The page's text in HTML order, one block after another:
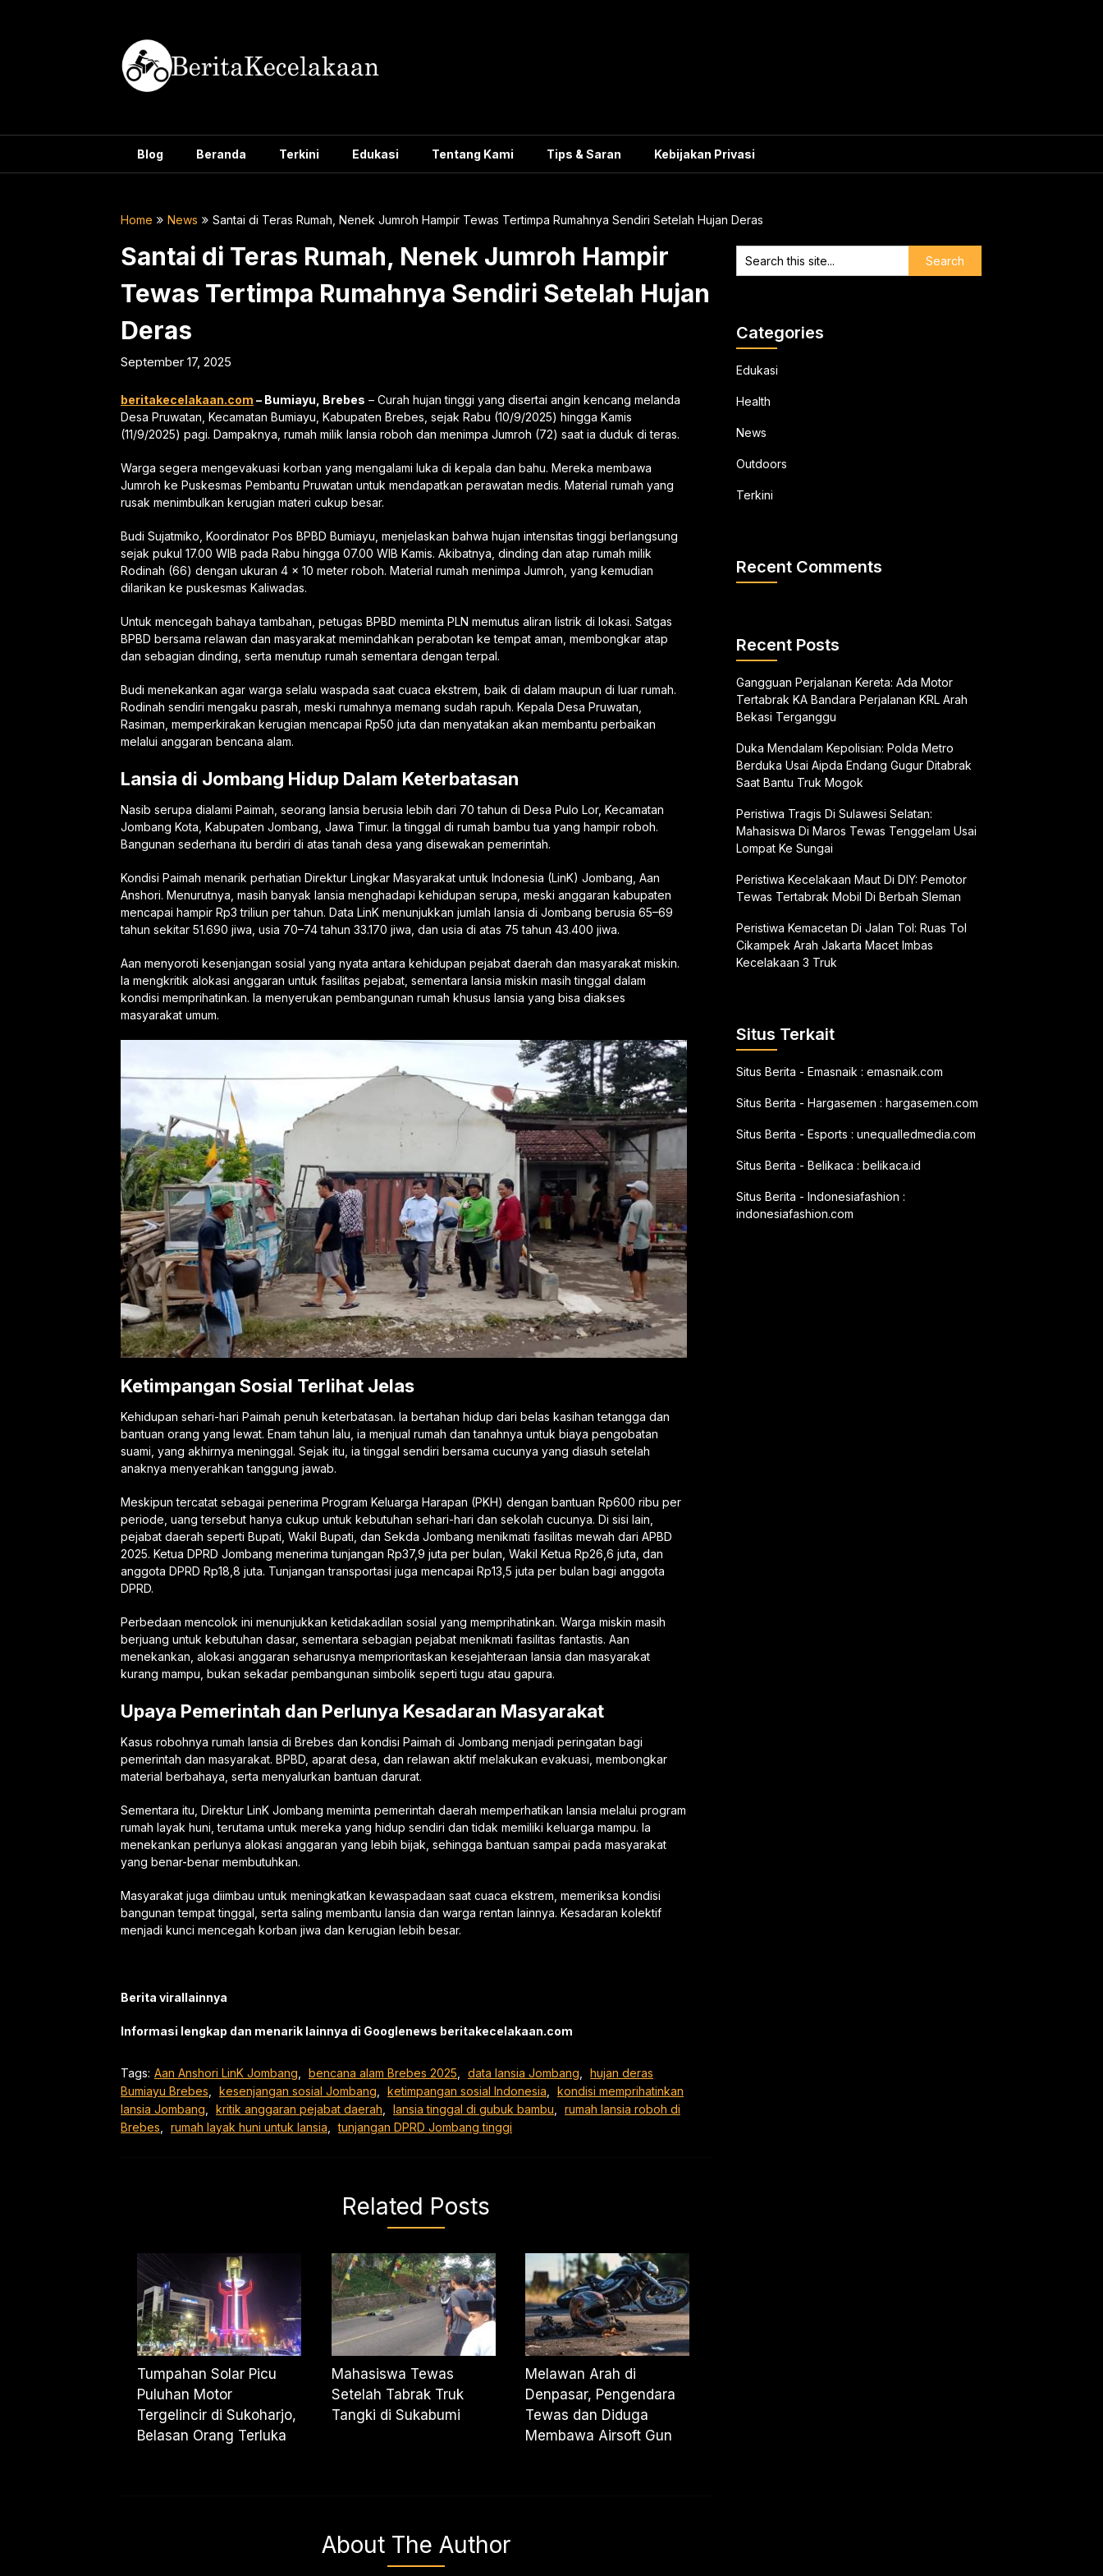
Blog Beranda Terkini Edukasi Tentang Kami Tips & Saran Kebijakan Privasi
Home News Santai di Teras Rumah, Nenek Jumroh Hampir Tewas Tertimpa Rumahnya Sendiri Setelah Hujan Deras
Santai di Teras Rumah, Nenek Jumroh Hampir
Tewas Tertimpa Rumahnya Sendiri Setelah Hujan
Deras
September 17, 2025
beritakecelakaan.com – Bumiayu, Brebes – Curah hujan tinggi yang disertai angin kencang melanda
Desa Pruwatan, Kecamatan Bumiayu, Kabupaten Brebes, sejak Rabu (10/9/2025) hingga Kamis
(11/9/2025) pagi. Dampaknya, rumah milik lansia roboh dan menimpa Jumroh (72) saat ia duduk di teras.
Warga segera mengevakuasi korban yang mengalami luka di kepala dan bahu. Mereka membawa
Jumroh ke Puskesmas Pembantu Pruwatan untuk mendapatkan perawatan medis. Material rumah yang
rusak menimbulkan kerugian materi cukup besar.
Budi Sujatmiko, Koordinator Pos BPBD Bumiayu, menjelaskan bahwa hujan intensitas tinggi berlangsung
sejak pukul 17.00 WIB pada Rabu hingga 07.00 WIB Kamis. Akibatnya, dinding dan atap rumah milik
Rodinah (66) dengan ukuran 4 x 10 meter roboh. Material rumah menimpa Jumroh, yang kemudian
dilarikan ke puskesmas Kaliwadas.
Untuk mencegah bahaya tambahan, petugas BPBD meminta PLN memutus aliran listrik di lokasi. Satgas
BPBD bersama relawan dan masyarakat memindahkan perabotan ke tempat aman, membongkar atap
dan sebagian dinding, serta menutup rumah sementara dengan terpal.
Budi menekankan agar warga selalu waspada saat cuaca ekstrem, baik di dalam maupun di luar rumah.
Rodinah sendiri mengaku pasrah, meski rumahnya memang sudah rapuh. Kepala Desa Pruwatan,
Rasiman, memperkirakan kerugian mencapai Rp50 juta dan menyatakan akan membantu perbaikan
melalui anggaran bencana alam.
Lansia di Jombang Hidup Dalam Keterbatasan
Nasib serupa dialami Paimah, seorang lansia berusia lebih dari 70 tahun di Desa Pulo Lor, Kecamatan
Jombang Kota, Kabupaten Jombang, Jawa Timur. Ia tinggal di rumah bambu tua yang hampir roboh.
Bangunan sederhana itu berdiri di atas tanah desa yang disewakan pemerintah.
Kondisi Paimah menarik perhatian Direktur Lingkar Masyarakat untuk Indonesia (LinK) Jombang, Aan
Anshori. Menurutnya, masih banyak lansia menghadapi kehidupan serupa, meski anggaran kabupaten
mencapai hampir Rp3 triliun per tahun. Data LinK menunjukkan jumlah lansia di Jombang berusia 65–69
tahun sekitar 51.690 jiwa, usia 70–74 tahun 33.170 jiwa, dan usia di atas 75 tahun 43.400 jiwa.
Aan menyoroti kesenjangan sosial yang nyata antara kehidupan pejabat daerah dan masyarakat miskin.
Ia mengkritik alokasi anggaran untuk fasilitas pejabat, sementara lansia miskin masih tinggal dalam
kondisi memprihatinkan. Ia menyerukan pembangunan rumah khusus lansia yang bisa diakses
masyarakat umum.
Ketimpangan Sosial Terlihat Jelas
Kehidupan sehari-hari Paimah penuh keterbatasan. Ia bertahan hidup dari belas kasihan tetangga dan
bantuan orang yang lewat. Enam tahun lalu, ia menjual rumah dan tanahnya untuk biaya pengobatan
suami, yang akhirnya meninggal. Sejak itu, ia tinggal sendiri bersama cucunya yang diasuh setelah
anaknya menyerahkan tanggung jawab.
Meskipun tercatat sebagai penerima Program Keluarga Harapan (PKH) dengan bantuan Rp600 ribu per
periode, uang tersebut hanya cukup untuk kebutuhan sehari-hari dan sekolah cucunya. Di sisi lain,
pejabat daerah seperti Bupati, Wakil Bupati, dan Sekda Jombang menikmati fasilitas mewah dari APBD
2025. Ketua DPRD Jombang menerima tunjangan Rp37,9 juta per bulan, Wakil Ketua Rp26,6 juta, dan
anggota DPRD Rp18,8 juta. Tunjangan transportasi juga mencapai Rp13,5 juta per bulan bagi anggota
DPRD.
Perbedaan mencolok ini menunjukkan ketidakadilan sosial yang memprihatinkan. Warga miskin masih
berjuang untuk kebutuhan dasar, sementara sebagian pejabat menikmati fasilitas fantastis. Aan
menekankan, alokasi anggaran seharusnya memprioritaskan kesejahteraan lansia dan masyarakat
kurang mampu, bukan sekadar pembangunan simbolik seperti tugu atau gapura.
Upaya Pemerintah dan Perlunya Kesadaran Masyarakat
Kasus robohnya rumah lansia di Brebes dan kondisi Paimah di Jombang menjadi peringatan bagi
pemerintah dan masyarakat. BPBD, aparat desa, dan relawan aktif melakukan evakuasi, membongkar
material berbahaya, serta menyalurkan bantuan darurat.
Sementara itu, Direktur LinK Jombang meminta pemerintah daerah memperhatikan lansia melalui program
rumah layak huni, terutama untuk mereka yang hidup sendiri dan tidak memiliki keluarga mampu. Ia
menekankan perlunya alokasi anggaran yang lebih bijak, sehingga bantuan sampai pada masyarakat
yang benar-benar membutuhkan.
Masyarakat juga diimbau untuk meningkatkan kewaspadaan saat cuaca ekstrem, memeriksa kondisi
bangunan tempat tinggal, serta saling membantu lansia dan warga rentan lainnya. Kesadaran kolektif
menjadi kunci mencegah korban jiwa dan kerugian lebih besar.
Berita virallainnya
Informasi lengkap dan menarik lainnya di Googlenews beritakecelakaan.com
Tags: Aan Anshori LinK Jombang, bencana alam Brebes 2025, data lansia Jombang,
hujan deras
Bumiayu Brebes, kesenjangan sosial Jombang, ketimpangan sosial Indonesia,
kondisi memprihatinkan
lansia Jombang, kritik anggaran pejabat daerah, lansia tinggal di gubuk bambu, rumah lansia roboh di
Brebes, rumah layak huni untuk lansia, tunjangan DPRD Jombang tinggi
Related Posts
Tumpahan Solar Picu
Puluhan Motor
Tergelincir di Sukoharjo,
Belasan Orang Terluka
Mahasiswa Tewas
Setelah Tabrak Truk
Tangki di Sukabumi
Melawan Arah di
Denpasar, Pengendara
Tewas dan Diduga
Membawa Airsoft Gun
About The Author
Categories
Edukasi
Health
News
Outdoors
Terkini
Recent Comments
Recent Posts
Gangguan Perjalanan Kereta: Ada Motor
Tertabrak KA Bandara Perjalanan KRL Arah
Bekasi Terganggu
Duka Mendalam Kepolisian: Polda Metro
Berduka Usai Aipda Endang Gugur Ditabrak
Saat Bantu Truk Mogok
Peristiwa Tragis Di Sulawesi Selatan:
Mahasiswa Di Maros Tewas Tenggelam Usai
Lompat Ke Sungai
Peristiwa Kecelakaan Maut Di DIY: Pemotor
Tewas Tertabrak Mobil Di Berbah Sleman
Peristiwa Kemacetan Di Jalan Tol: Ruas Tol
Cikampek Arah Jakarta Macet Imbas
Kecelakaan 3 Truk
Situs Terkait
Situs Berita - Emasnaik : emasnaik.com
Situs Berita - Hargasemen : hargasemen.com
Situs Berita - Esports : unequalledmedia.com
Situs Berita - Belikaca : belikaca.id
Situs Berita - Indonesiafashion :
indonesiafashion.com